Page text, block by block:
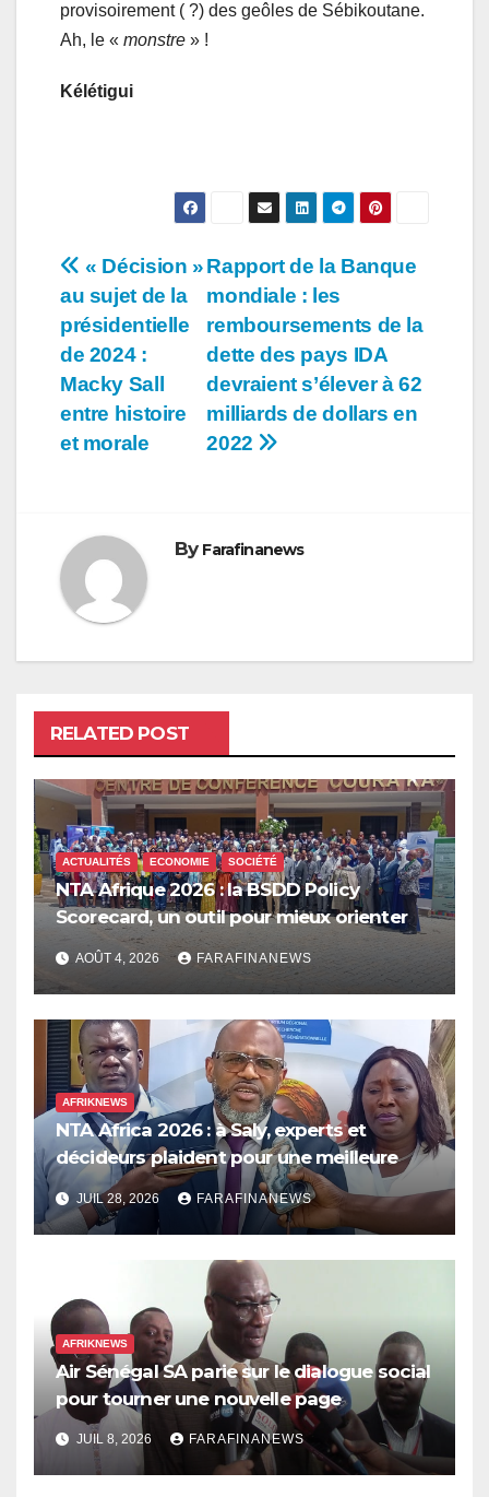
provisoirement ( ?) des geôles de Sébikoutane.
Ah, le « monstre » !
Kélétigui
Navigation
de
l’article
Rapport de la Banque
mondiale : les
remboursements de la
dette des pays IDA
devraient s’élever à 62
milliards de dollars en
2022
« Décision »
au sujet de la
présidentielle
de 2024 :
Macky Sall
entre histoire
et morale
By Farafinanews
RELATED POST
ACTUALITÉS ECONOMIE SOCIÉTÉ
NTA Afrique 2026 : la BSDD Policy
Scorecard, un outil pour mieux orienter
les dépenses publiques
AOÛT 4, 2026 FARAFINANEWS
AFRIKNEWS
NTA Africa 2026 : à Saly, experts et
décideurs plaident pour une meilleure
prise en compte de l’économie des soins
en Afrique
JUIL 28, 2026 FARAFINANEWS
AFRIKNEWS
Air Sénégal SA parie sur le dialogue social
pour tourner une nouvelle page
JUIL 8, 2026 FARAFINANEWS